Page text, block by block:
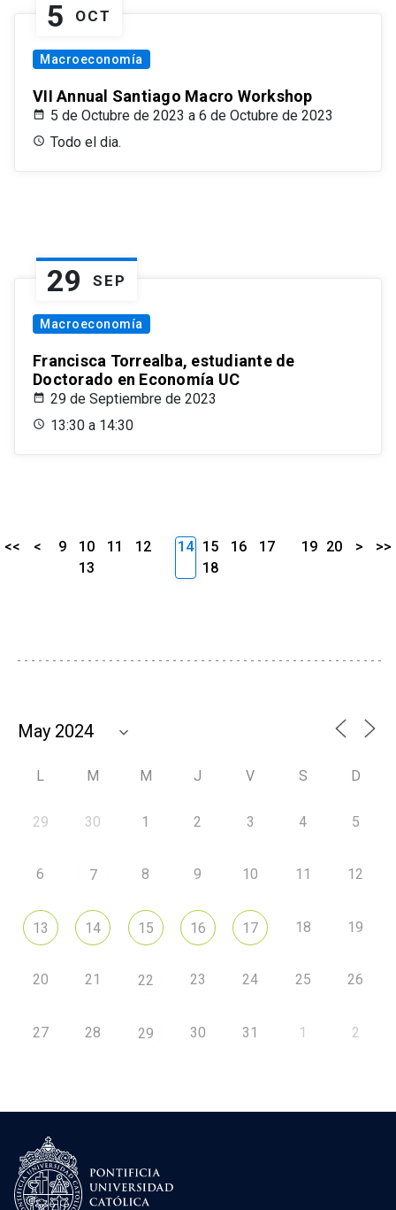
5 OCT
Macroeconomía
VII Annual Santiago Macro Workshop
5 de Octubre de 2023 a 6 de Octubre de 2023
Todo el dia.
29 SEP
Macroeconomía
Francisca Torrealba, estudiante de
Doctorado en Economía UC
29 de Septiembre de 2023
13:30 a 14:30
<< < 9 10 11
12
13
14 15 16
17
18
19 20 > >>
L M M J V S D
29 30 1 2 3 4 5
6 7 8 9 10 11 12
13 14 15 16 17 18 19
20 21 22 23 24 25 26
27 28 29 30 31 1 2